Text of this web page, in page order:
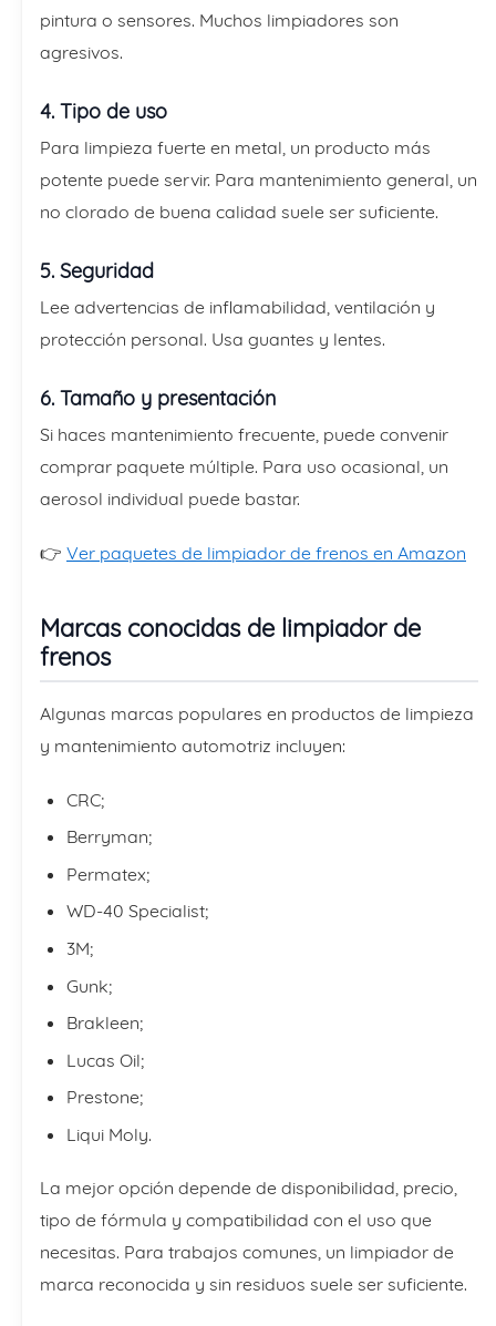
pintura o sensores. Muchos limpiadores son
agresivos.
4. Tipo de uso
Para limpieza fuerte en metal, un producto más
potente puede servir. Para mantenimiento general, un
no clorado de buena calidad suele ser suficiente.
5. Seguridad
Lee advertencias de inflamabilidad, ventilación y
protección personal. Usa guantes y lentes.
6. Tamaño y presentación
Si haces mantenimiento frecuente, puede convenir
comprar paquete múltiple. Para uso ocasional, un
aerosol individual puede bastar.
👉 Ver paquetes de limpiador de frenos en Amazon
Marcas conocidas de limpiador de
frenos
Algunas marcas populares en productos de limpieza
y mantenimiento automotriz incluyen:
CRC;
Berryman;
Permatex;
WD-40 Specialist;
3M;
Gunk;
Brakleen;
Lucas Oil;
Prestone;
Liqui Moly.
La mejor opción depende de disponibilidad, precio,
tipo de fórmula y compatibilidad con el uso que
necesitas. Para trabajos comunes, un limpiador de
marca reconocida y sin residuos suele ser suficiente.